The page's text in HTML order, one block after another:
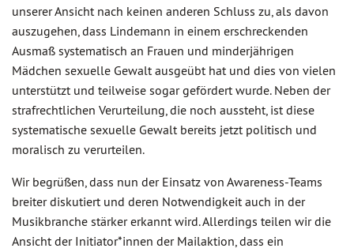
unserer Ansicht nach keinen anderen Schluss zu, als davon
auszugehen, dass Lindemann in einem erschreckenden
Ausmaß systematisch an Frauen und minderjährigen
Mädchen sexuelle Gewalt ausgeübt hat und dies von vielen
unterstützt und teilweise sogar gefördert wurde. Neben der
strafrechtlichen Verurteilung, die noch aussteht, ist diese
systematische sexuelle Gewalt bereits jetzt politisch und
moralisch zu verurteilen.
Wir begrüßen, dass nun der Einsatz von Awareness-Teams
breiter diskutiert und deren Notwendigkeit auch in der
Musikbranche stärker erkannt wird. Allerdings teilen wir die
Ansicht der Initiator*innen der Mailaktion, dass ein